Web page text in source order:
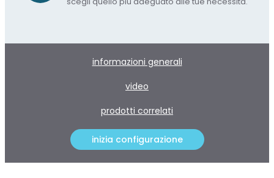
informazioni generali
video
prodotti correlati
inizia configurazione